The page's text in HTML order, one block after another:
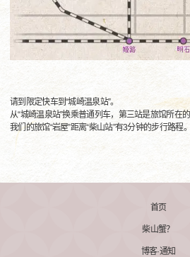
请到限定快车到“城崎温泉站”。
从“城崎温泉站”换乘普通列车，第三站是旅馆所在的
我们的旅馆“岩屋”距离“柴山站”有3分钟的步行路程。
首页
柴山蟹？
博客·通知